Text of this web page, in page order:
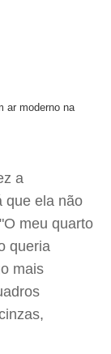
ar moderno na
a
que ela não
meu quarto
queria
mais